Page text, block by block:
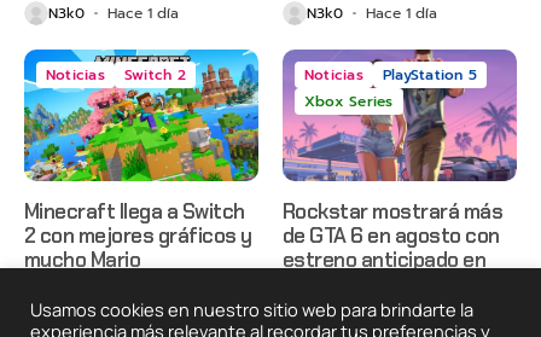
N3k0 Hace 1 día N3k0 Hace 1 día
Noticias Switch 2
Minecraft llega a Switch
2 con mejores gráficos y
mucho Mario
N3k0 Hace 2 días
Noticias
PlayStation 5
Xbox Series
Rockstar mostrará más
de GTA 6 en agosto con
estreno anticipado en
N3k0 Hace 2 días
Usamos cookies en nuestro sitio web para brindarte la
experiencia más relevante al recordar tus preferencias y